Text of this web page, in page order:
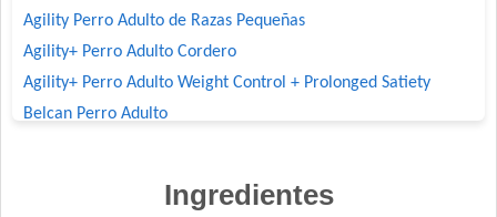
Agility Perro Adulto de Razas Pequeñas
Agility+ Perro Adulto Cordero
Agility+ Perro Adulto Weight Control + Prolonged Satiety
Belcan Perro Adulto
Biocare Perro Adulto CorderoIngredientes